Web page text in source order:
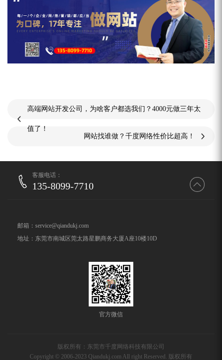
高端网站开发公司，为啥客户都选我们？4000元做三年太
值了！
网站找谁做？千度网络性价比超高！
客服电话：
135-8099-7710
邮箱：service@qiandukj.com
地址：东莞市南城区莞太路星鹏商务大厦A座10楼10D
官方微信
版权所有：东莞市千度网络科技有限公司
Copyright © 2006-2023 Qiandukj.com All right Reserved. 版权所有